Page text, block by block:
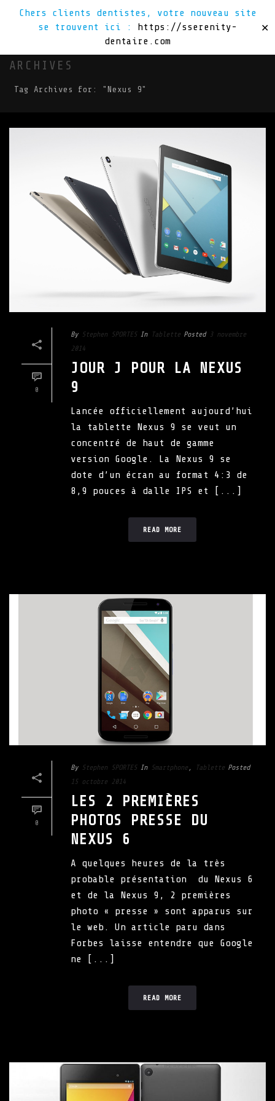
Chers clients dentistes, votre nouveau site
se trouvent ici : https://sserenity-
dentaire.com
✕
ARCHIVES
Tag Archives for: "Nexus 9"
0
By Stephen SPORTES In Tablette Posted
3 novembre
2014
JOUR J POUR LA NEXUS
9
Lancée officiellement aujourd’hui
la tablette Nexus 9 se veut un
concentré de haut de gamme
version Google. La Nexus 9 se
dote d’un écran au format 4:3 de
8,9 pouces à dalle IPS et [...]
READ MORE
0
By Stephen SPORTES In Smartphone , Tablette Posted
15 octobre 2014
LES 2 PREMIÈRES
PHOTOS PRESSE DU
NEXUS 6
A quelques heures de la très
probable présentation du Nexus 6
et de la Nexus 9, 2 premières
photo « presse » sont apparus sur
le web. Un article paru dans
Forbes laisse entendre que Google
ne [...]
READ MORE